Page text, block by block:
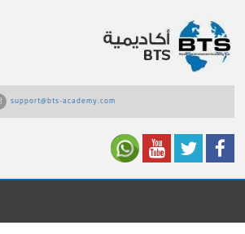
support@bts-academy.com